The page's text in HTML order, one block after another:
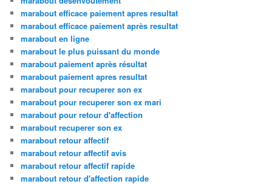
marabout efficace paiement apres resultat
marabout efficace paiement après resultat
marabout en ligne
marabout le plus puissant du monde
marabout paiement après résultat
marabout paiement apres resultat
marabout pour recuperer son ex
marabout pour recuperer son ex mari
marabout pour retour d'affection
marabout recuperer son ex
marabout retour affectif
marabout retour affectif avis
marabout retour affectif rapide
marabout retour d'affection rapide